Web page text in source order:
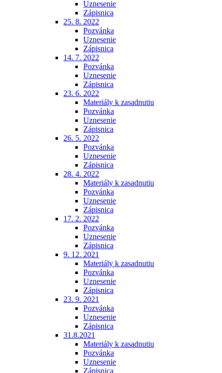
Uznesenie
Zápisnica
25. 8. 2022
Pozvánka
Uznesenie
Zápisnica
14. 7. 2022
Pozvánka
Uznesenie
Zápisnica
23. 6. 2022
Materiály k zasadnutiu
Pozvánka
Uznesenie
Zápisnica
26. 5. 2022
Pozvánka
Uznesenie
Zápisnica
28. 4. 2022
Materiály k zasadnutiu
Pozvánka
Uznesenie
Zápisnica
17. 2. 2022
Pozvánka
Uznesenie
Zápisnica
9. 12. 2021
Materiály k zasadnutiu
Pozvánka
Uznesenie
Zápisnica
23. 9. 2021
Pozvánka
Uznesenie
Zápisnica
31.8.2021
Materiály k zasadnutiu
Pozvánka
Uznesenie
Zápisnica